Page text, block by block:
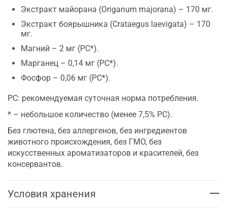
Экстракт майорана (Origanum majorana) – 170 мг.
Экстракт боярышника (Crataegus laevigata) – 170
мг.
Магний – 2 мг (РС*).
Марганец – 0,14 мг (РС*).
Фосфор – 0,06 мг (РС*).
РС: рекомендуемая суточная норма потребления.
* – небольшое количество (менее 7,5% РС).
Без глютена, без аллергенов, без ингредиентов
животного происхождения, без ГМО, без
искусственных ароматизаторов и красителей, без
консервантов.
Условия хранения